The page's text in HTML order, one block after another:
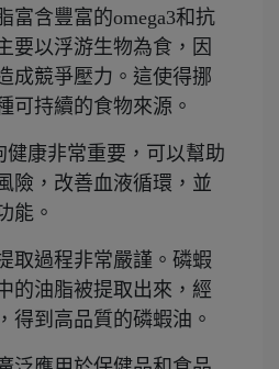
富含豐富的omega3和抗
要以浮游生物為食，因
成競爭壓力。這使得挪
可持續的食物來源。
健康非常重要，可以幫助
險，改善血液循環，並
能。
取過程非常嚴謹。磷蝦
的油脂被提取出來，經
得到高品質的磷蝦油。